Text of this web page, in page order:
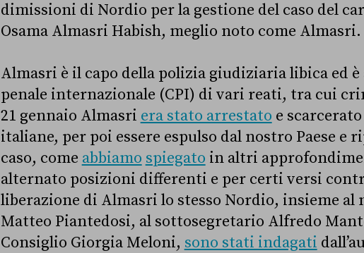
dimissioni di Nordio per la gestione del caso del
Osama Almasri Habish, meglio noto come Almasri.
Almasri è il capo della polizia giudiziaria libica ed è
penale internazionale (CPI) di vari reati, tra cui
21 gennaio Almasri era stato arrestato e
italiane, per poi essere espulso dal nostro Paese e
caso, come abbiamo spiegato in altri
alternato posizioni differenti e per certi versi
liberazione di Almasri lo stesso Nordio, insieme
Matteo Piantedosi, al sottosegretario Alfredo
Consiglio Giorgia Meloni, sono stati indagati